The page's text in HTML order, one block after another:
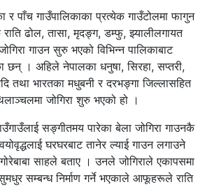
र पाँच गाउँपालिकाका प्रत्येक गाउँटोलमा फागुन
ढोल, तासा, मृदङ्ग, डम्फु, झ्यालीलगायत
गाउन सुरु भएको विभिन्न पालिकाबाट
छन् । अहिले नेपालका धनुषा, सिरहा, सप्तरी,
तथा भारतका मधुबनी र दरभङ्गा जिल्लासहित
जोगिरा शुरु भएको हो ।
सङ्गीतमय पारेका बेला जोगिरा गाउनकै
घरघरबाट तानेर ल्याई गाउन लगाउने
साहले बताए । उनले जोगिराले एकापसमा
सुमधुर सम्बन्ध निर्माण गर्ने भएकाले आफूहरूले राति